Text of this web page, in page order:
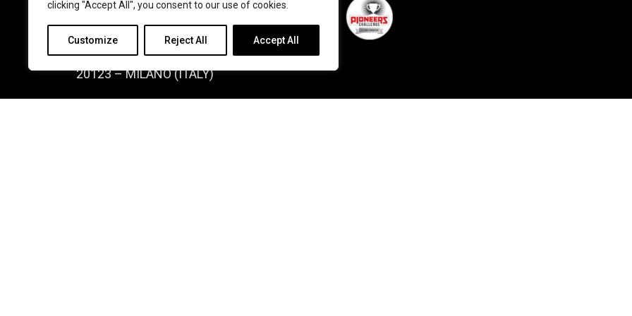
clicking "Accept All", you consent to our use of cookies.
Customize Reject All Accept All
Sede legale:
P.zza San Sepolcro, 2
20123 – MILANO (ITALY)